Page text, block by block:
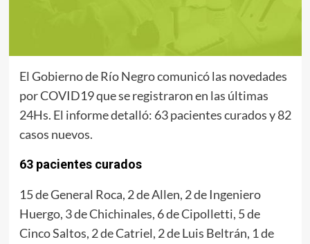
El Gobierno de Río Negro comunicó las novedades
por COVID19 que se registraron en las últimas
24Hs. El informe detalló: 63 pacientes curados y 82
casos nuevos.
63 pacientes curados
15 de General Roca, 2 de Allen, 2 de Ingeniero
Huergo, 3 de Chichinales, 6 de Cipolletti, 5 de
Cinco Saltos, 2 de Catriel, 2 de Luis Beltrán, 1 de